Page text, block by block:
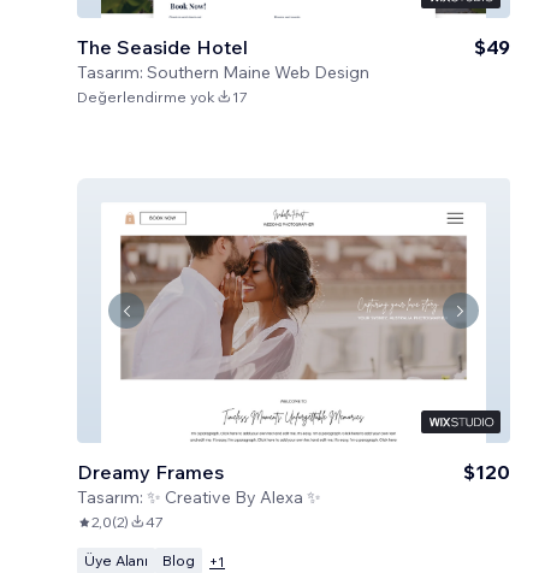
The Seaside Hotel
Tasarım: Southern Maine Web Design
$49
Değerlendirme yok 17
Dreamy Frames
Tasarım: ✨ Creative By Alexa ✨
$120
2,0(2) 47
Üye Alanı Blog +1